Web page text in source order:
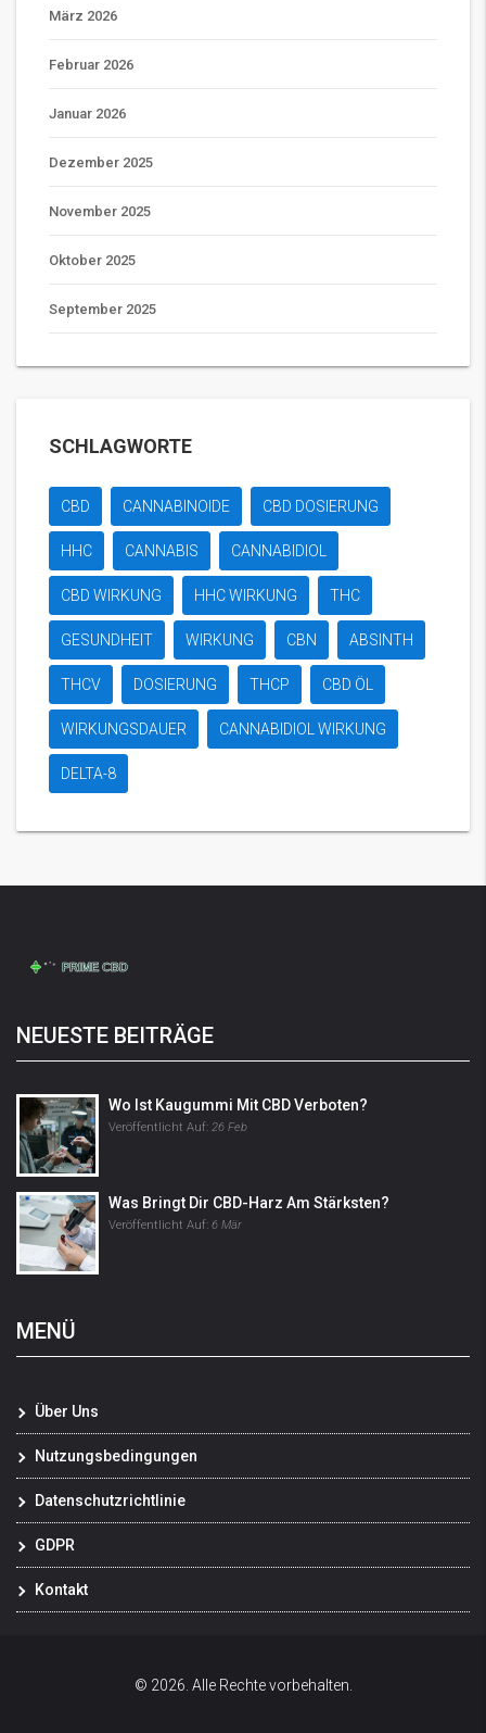
März 2026
Februar 2026
Januar 2026
Dezember 2025
November 2025
Oktober 2025
September 2025
SCHLAGWORTE
CBD CANNABINOIDE CBD DOSIERUNG
HHC CANNABIS CANNABIDIOL
CBD WIRKUNG HHC WIRKUNG THC
GESUNDHEIT WIRKUNG CBN ABSINTH
THCV DOSIERUNG THCP CBD ÖL
WIRKUNGSDAUER CANNABIDIOL WIRKUNG
DELTA-8
NEUESTE BEITRÄGE
Wo Ist Kaugummi Mit CBD Verboten?
Veröffentlicht Auf: 26 Feb
Was Bringt Dir CBD-Harz Am Stärksten?
Veröffentlicht Auf: 6 Mär
MENÜ
Über Uns
Nutzungsbedingungen
Datenschutzrichtlinie
GDPR
Kontakt
© 2026. Alle Rechte vorbehalten.